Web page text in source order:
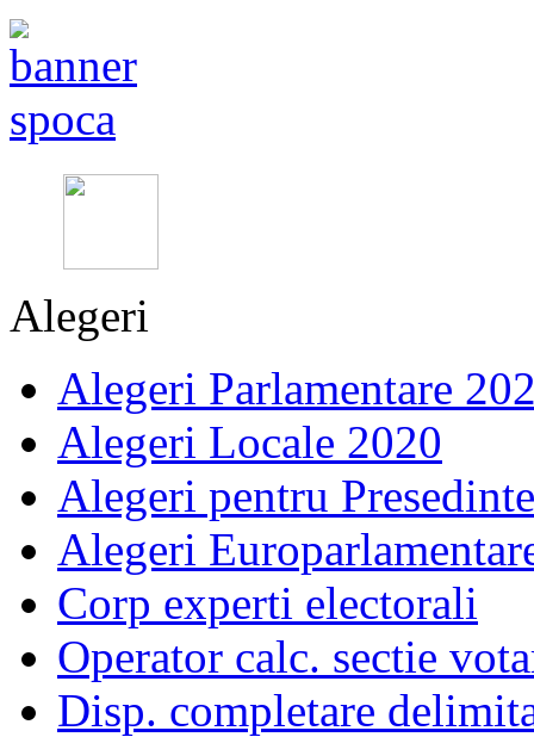
Alegeri
Alegeri Parlamentare
Alegeri Locale 2020
Alegeri pentru
Alegeri
Corp experti electorali
Operator calc. sectie
Disp. completare